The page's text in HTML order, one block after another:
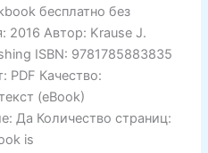
бесплатно без
2016 Автор: Krause J.
ISBN: 9781785883835
PDF Качество:
(eBook)
Да Количество страниц:
is